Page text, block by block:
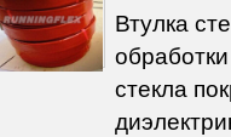
Втулка
стекла